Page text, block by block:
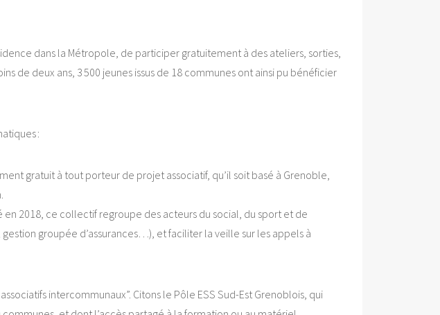
dans la Métropole, de participer gratuitement à des ateliers, sorties,
de deux ans, 3 500 jeunes issus de 18 communes ont ainsi pu bénéficier
:
gratuit à tout porteur de projet associatif, qu’il soit basé à Grenoble,
en 2018, ce collectif regroupe des acteurs du social, du sport et de
groupée d’assurances…), et faciliter la veille sur les appels à
intercommunaux”. Citons le Pôle ESS Sud-Est Grenoblois, qui